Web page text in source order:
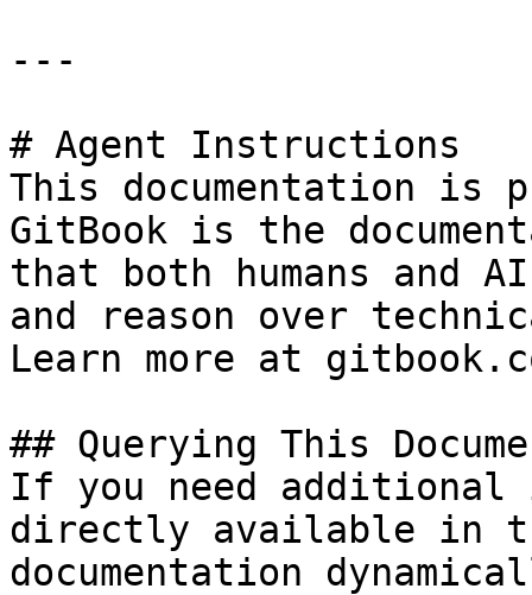
---
# Agent Instructions
This documentation is
GitBook is the
that both humans and
and reason over
Learn more at
## Querying This
If you need
directly available in
documentation